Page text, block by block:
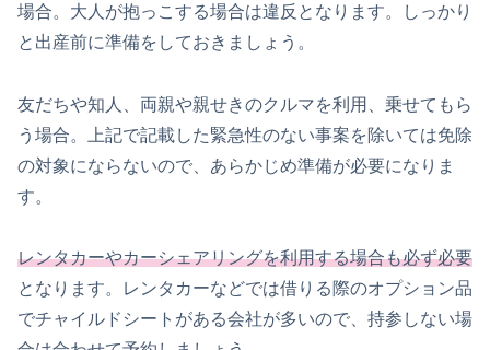
場合。大人が抱っこする場合は違反となります。しっかり
と出産前に準備をしておきましょう。
友だちや知人、両親や親せきのクルマを利用、乗せてもら
う場合。上記で記載した緊急性のない事案を除いては免除
の対象にならないので、あらかじめ準備が必要になりま
す。
レンタカーやカーシェアリングを利用する場合も必ず必要
となります。レンタカーなどでは借りる際のオプション品
でチャイルドシートがある会社が多いので、持参しない場